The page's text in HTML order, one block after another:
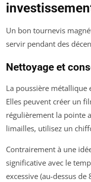
Un bon tournevis
servir pendant des
Nettoyage et
La poussière métallique
Elles peuvent créer un
régulièrement la pointe
limailles, utilisez un
Contrairement à une
significative avec le
excessive (au-dessus